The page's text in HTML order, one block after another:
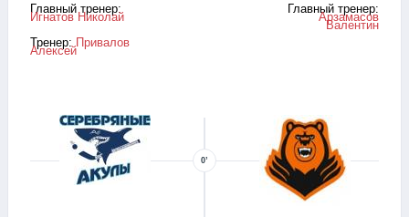
Главный тренер:
Игнатов Николай
Тренер:Привалов
Алексей
Главный тренер:
Арзамасов
Валентин
0’